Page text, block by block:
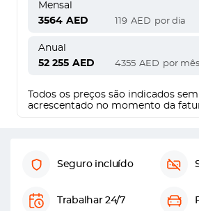
Mensal
3564 AED 119 AED por dia
Anual
52 255 AED 4355 AED por mês
Todos os preços são indicados
acrescentado no momento da
Seguro incluído
Trabalhar 24/7